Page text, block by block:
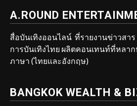
A.ROUND
สื่อบันเทิงออนไลน์ ที่รายงานข่าวสา
การบันเทิงไทย ผลิตคอนเทนท์ที่หลา
ภาษา (ไทยและอังกฤษ)
BANGKOK WEALTH &